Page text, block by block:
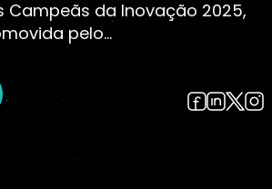
Campeãs da Inovação 2025,
pelo...